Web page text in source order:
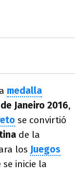
medalla
Janeiro 2016,
se convirtió
de la
los Juegos
inicie la